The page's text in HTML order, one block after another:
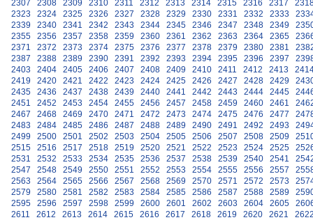
2307
2308 2309 2310 2311 2312 2313 2314 2315 2316 2317
2323
2324 2325 2326 2327 2328 2329 2330 2331 2332 2333
2339
2340 2341 2342 2343 2344 2345 2346 2347 2348 2349
2355
2356 2357 2358 2359 2360 2361 2362 2363 2364 2365
2371
2372 2373 2374 2375 2376 2377 2378 2379 2380 2381
2387
2388 2389 2390 2391 2392 2393 2394 2395 2396 2397
2403
2404 2405 2406 2407 2408 2409 2410 2411 2412 2413
2419
2420 2421 2422 2423 2424 2425 2426 2427 2428 2429
2435
2436 2437 2438 2439 2440 2441 2442 2443 2444 2445
2451
2452 2453 2454 2455 2456 2457 2458 2459 2460 2461
2467
2468 2469 2470 2471 2472 2473 2474 2475 2476 2477
2483
2484 2485 2486 2487 2488 2489 2490 2491 2492 2493
2499
2500 2501 2502 2503 2504 2505 2506 2507 2508 2509
2515
2516 2517 2518 2519 2520 2521 2522 2523 2524 2525
2531
2532 2533 2534 2535 2536 2537 2538 2539 2540 2541
2547
2548 2549 2550 2551 2552 2553 2554 2555 2556 2557
2563
2564 2565 2566 2567 2568 2569 2570 2571 2572 2573
2579
2580 2581 2582 2583 2584 2585 2586 2587 2588 2589
2595
2596 2597 2598 2599 2600 2601 2602 2603 2604 2605
2611
2612 2613 2614 2615 2616 2617 2618 2619 2620 2621